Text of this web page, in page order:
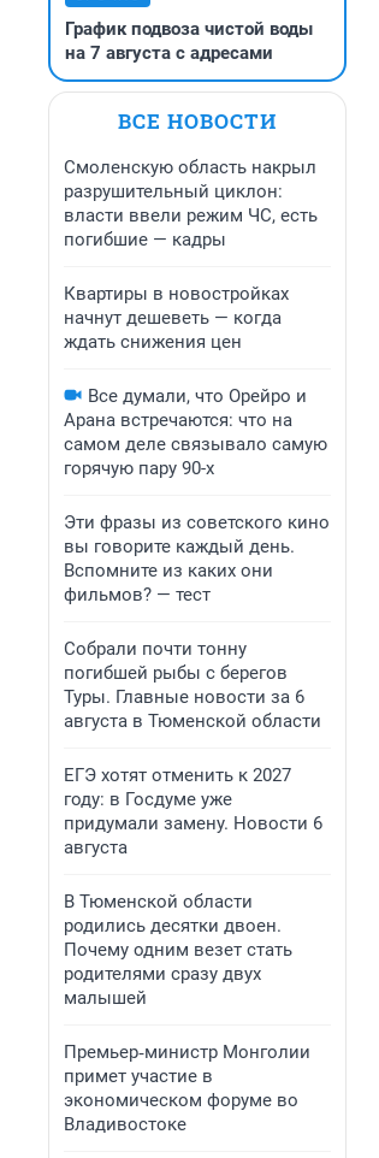
График подвоза чистой воды
на 7 августа с адресами
ВСЕ НОВОСТИ
Смоленскую область накрыл
разрушительный циклон:
власти ввели режим ЧС, есть
погибшие — кадры
Квартиры в новостройках
начнут дешеветь — когда
ждать снижения цен
Все думали, что Орейро и
Арана встречаются: что на
самом деле связывало самую
горячую пару 90-х
Эти фразы из советского кино
вы говорите каждый день.
Вспомните из каких они
фильмов? — тест
Собрали почти тонну
погибшей рыбы с берегов
Туры. Главные новости за 6
августа в Тюменской области
ЕГЭ хотят отменить к 2027
году: в Госдуме уже
придумали замену. Новости 6
августа
В Тюменской области
родились десятки двоен.
Почему одним везет стать
родителями сразу двух
малышей
Премьер‑министр Монголии
примет участие в
экономическом форуме во
Владивостоке